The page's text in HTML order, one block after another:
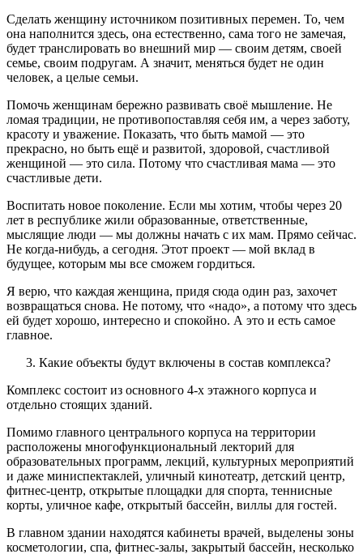
Сделать женщину источником позитивных перемен. То, чем
она наполнится здесь, она естественно, сама того не замечая,
будет транслировать во внешний мир — своим детям, своей
семье, своим подругам. А значит, меняться будет не один
человек, а целые семьи.
Помочь женщинам бережно развивать своё мышление. Не
ломая традиции, не противопоставляя себя им, а через заботу,
красоту и уважение. Показать, что быть мамой — это
прекрасно, но быть ещё и развитой, здоровой, счастливой
женщиной — это сила. Потому что счастливая мама — это
счастливые дети.
Воспитать новое поколение. Если мы хотим, чтобы через 20
лет в республике жили образованные, ответственные,
мыслящие люди — мы должны начать с их мам. Прямо сейчас.
Не когда-нибудь, а сегодня. Этот проект — мой вклад в
будущее, которым мы все сможем гордиться.
Я верю, что каждая женщина, придя сюда один раз, захочет
возвращаться снова. Не потому, что «надо», а потому что здесь
ей будет хорошо, интересно и спокойно. А это и есть самое
главное.
Какие объекты будут включены в состав комплекса?
Комплекс состоит из основного 4-х этажного корпуса и
отдельно стоящих зданий.
Помимо главного центрального корпуса на территории
расположены многофункциональный лекторий для
образовательных программ, лекций, культурных мероприятий
и даже миниспектаклей, уличный кинотеатр, детский центр,
фитнес-центр, открытые площадки для спорта, теннисные
корты, уличное кафе, открытый бассейн, виллы для гостей.
В главном здании находятся кабинеты врачей, выделены зоны
косметологии, спа, фитнес-залы, закрытый бассейн, несколько